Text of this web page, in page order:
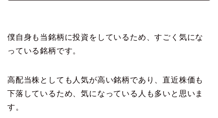
僕自身も当銘柄に投資をしているため、すごく気にな
っている銘柄です。
高配当株としても人気が高い銘柄であり、直近株価も
下落しているため、気になっている人も多いと思いま
す。